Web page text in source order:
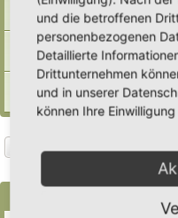
Haltbarmachung
Themen:12
Hortane Küche
Themen:34
Archiv
Themen:1
Neues Thema
2
und die betroffenen
personenbezogenen
Detaillierte
Drittunternehmen
und in unserer
können Ihre